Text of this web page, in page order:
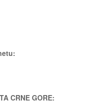
CRNE GORE: